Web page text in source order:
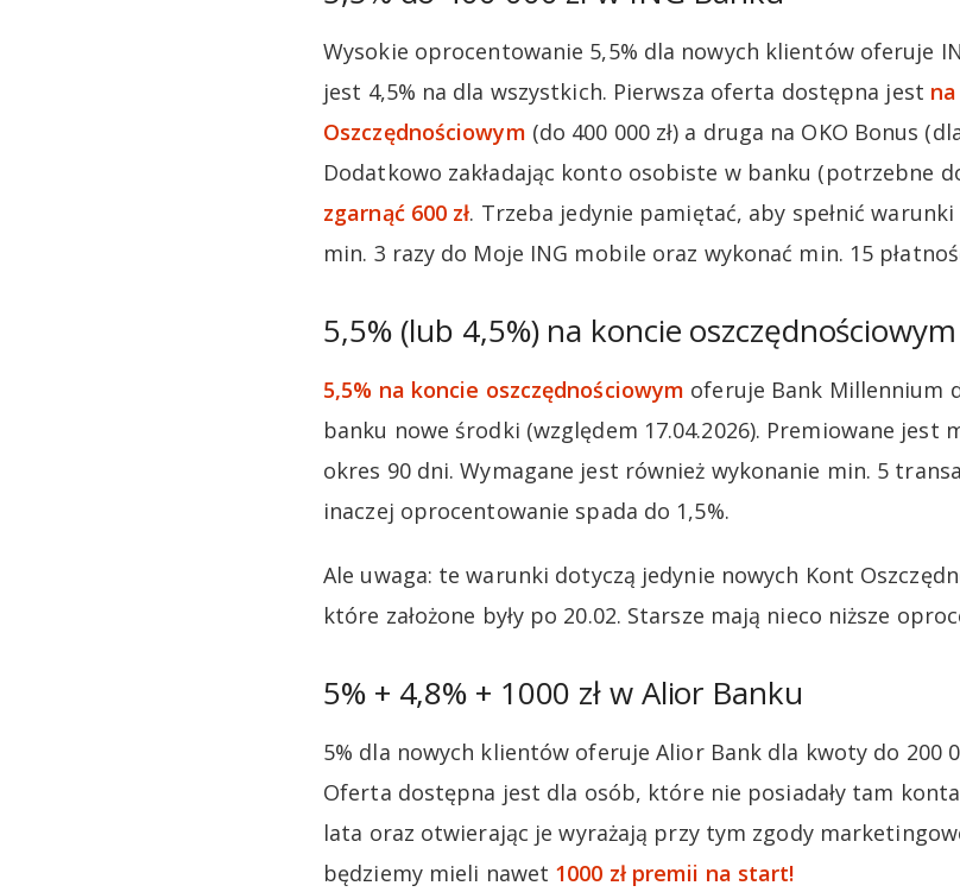
Wysokie oprocentowanie 5,5% dla nowych klientów oferuje
jest 4,5% na dla wszystkich. Pierwsza oferta dostępna jest
Oszczędnościowym (do 400 000 zł) a druga na OKO Bonus
Dodatkowo zakładając konto osobiste w banku (potrzebne
zgarnąć 600 zł. Trzeba jedynie pamiętać, aby spełnić
min. 3 razy do Moje ING mobile oraz wykonać min. 15
5,5% (lub 4,5%) na koncie
5,5% na koncie oszczędnościowym oferuje Bank Millennium
banku nowe środki (względem 17.04.2026). Premiowane jest
okres 90 dni. Wymagane jest również wykonanie min. 5
inaczej oprocentowanie spada do 1,5%.
Ale uwaga: te warunki dotyczą jedynie nowych Kont
które założone były po 20.02. Starsze mają nieco niższe
5% + 4,8% + 1000 zł w Alior Banku
5% dla nowych klientów oferuje Alior Bank dla kwoty do 200
Oferta dostępna jest dla osób, które nie posiadały tam
lata oraz otwierając je wyrażają przy tym zgody
będziemy mieli nawet 1000 zł premii na start!